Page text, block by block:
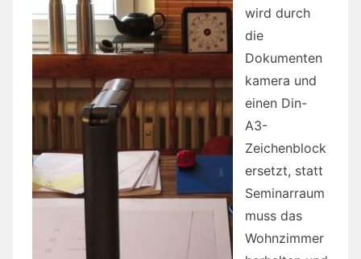
wird durch
die
Dokumenten
kamera und
einen Din-
A3-
Zeichenblock
ersetzt, statt
Seminarraum
muss das
Wohnzimmer